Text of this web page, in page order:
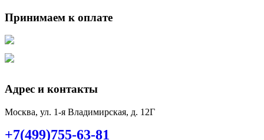
Принимаем к оплате
Адрес и контакты
Москва, ул. 1-я Владимирская, д. 12Г
+7(499)755-63-81